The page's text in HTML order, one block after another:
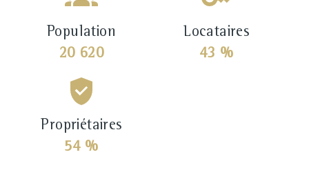
Population
20 620
Locataires
43 %
Propriétaires
54 %